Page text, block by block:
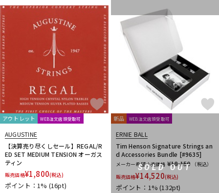
アウトレット WEB注文店頭受取可
AUGUSTINE
【決算売り尽くしセール】REGAL/R
ED SET MEDIUM TENSION オーガス
ティン
販売価格¥1,800(税込)
ポイント：1% (16pt)
SOLD OUT
新品 WEB注文店頭受取可
ERNIE BALL
Tim Henson Signature Strings an
d Accessories Bundle [#9635]
メーカー希望小売価格 ¥18,150
（税込）
販売価格¥14,520(税込)
ポイント：1%(132pt)